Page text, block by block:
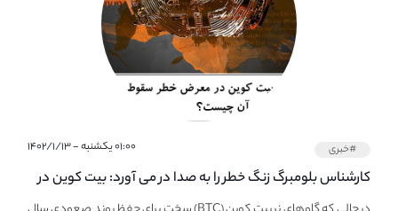
#خبری ۰۱:۰۰ یکشنبه - ۱۴۰۲/۱/۱۳
کارشناس بلومبرگ زنگ خطر را به صدا در می آورد: بیت کوین در
معرض خطر سقوط بزرگ است - دلیل آن چیست؟